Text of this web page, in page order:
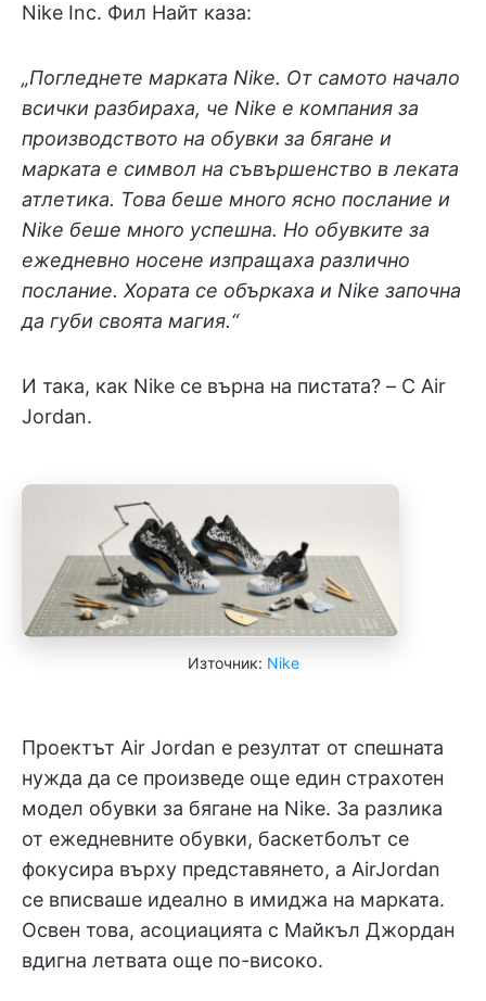
Nike Inc. Фил Найт каза:
„Погледнете марката Nike. От самото начало
всички разбираха, че Nike е компания за
производството на обувки за бягане и
марката е символ на съвършенство в леката
атлетика. Това беше много ясно послание и
Nike беше много успешна. Но обувките за
ежедневно носене изпращаха различно
послание. Хората се объркаха и Nike започна
да губи своята магия.“
И така, как Nike се върна на пистата? – С Air
Jordan.
Източник: Nike
Проектът Air Jordan е резултат от спешната
нужда да се произведе още един страхотен
модел обувки за бягане на Nike. За разлика
от ежедневните обувки, баскетболът се
фокусира върху представянето, а AirJordan
се вписваше идеално в имиджа на марката.
Освен това, асоциацията с Майкъл Джордан
вдигна летвата още по-високо.